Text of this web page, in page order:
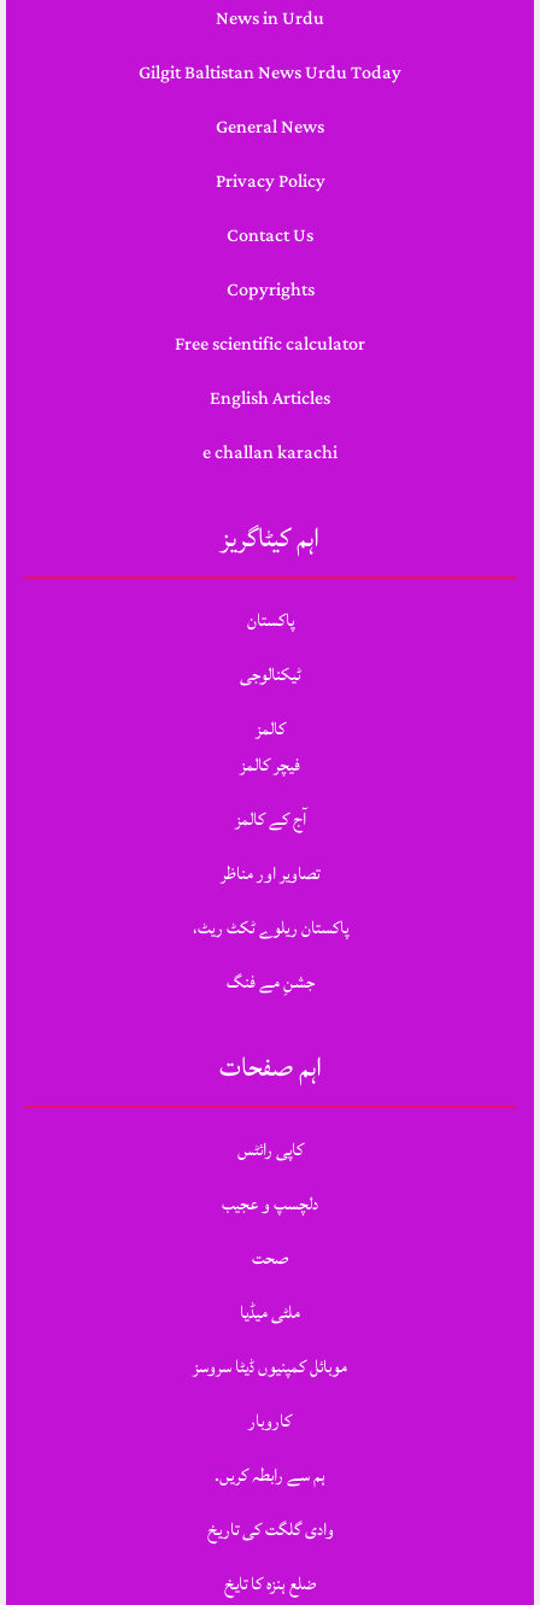
News in Urdu
Gilgit Baltistan News Urdu Today
General News
Privacy Policy
Contact Us
Copyrights
Free scientific calculator
English Articles
e challan karachi
اہم کیٹاگریز
پاکستان
ٹیکنالوجی
کالمز
فیچر کالمز
آج کے کالمز
تصاویر اور مناظر
پاکستان ریلوے ٹکٹ ریٹ،
جشنِ مے فنگ
اہم صفحات
کاپی رائٹس
دلچسپ و عجیب
صحت
ملٹی میڈیا
موبائل کمپنیوں ڈیٹا سروسز
کاروبار
ہم سے رابطہ کریں.
وادی گلگت کی تاریخ
ضلع ہنزہ کا تایخ